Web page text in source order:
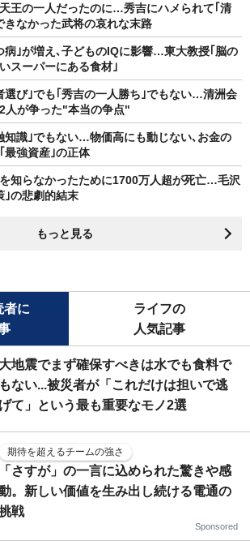
王の一人だったのに…秀吉にハメられて｢清
きなかった武将の哀れな末路
病｣が増え､子どものIQに影響…東大教授｢脳の
スーパーにある食材｣
選び｣でも｢秀吉の一人勝ち｣でもない…清洲会
人が争った"本当の争点"
知識｣でもない…物価高にも動じない､お金の
最強資産｣の正体
知らなかったために1700万人超が死亡…毛沢
｣の悲劇的結末
もっと見る
者に
ライフの
人気記事
大地震でまず確保すべきは水でも食料で
もない...被災者が「これだけは担いで逃
げて」という最も重要なモノ2選
期待を超えるチームの強さ
「さすが」の一言に込められた驚きや感
。新しい価値を生み出し続ける電通の
戦
Sponsored